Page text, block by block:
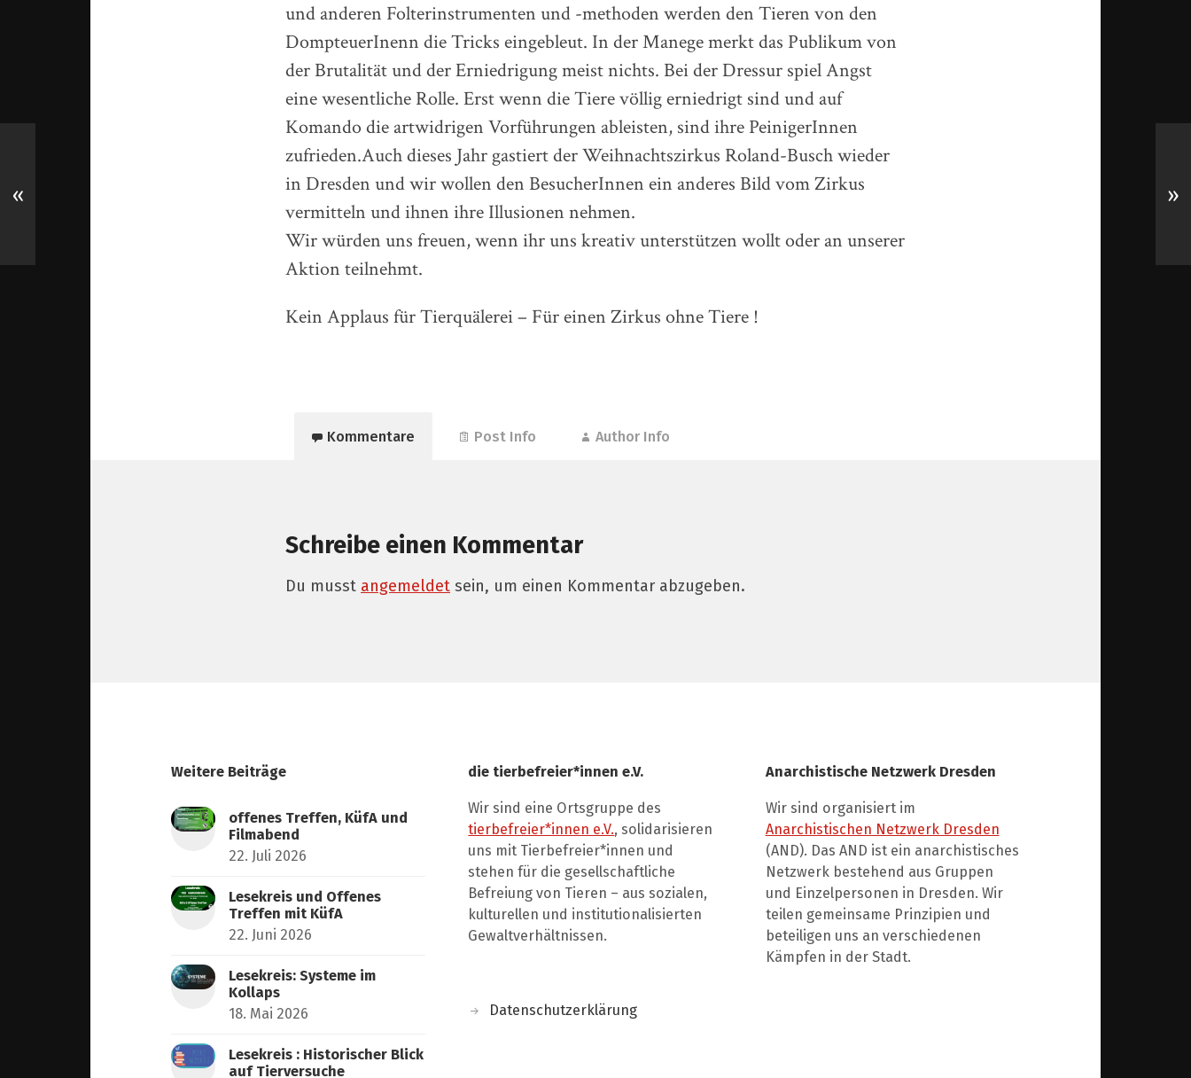
und anderen Folterinstrumenten und -methoden werden den Tieren von den
DompteuerInenn die Tricks eingebleut. In der Manege merkt das Publikum von
der Brutalität und der Erniedrigung meist nichts. Bei der Dressur spiel Angst
eine wesentliche Rolle. Erst wenn die Tiere völlig erniedrigt sind und auf
Komando die artwidrigen Vorführungen ableisten, sind ihre PeinigerInnen
zufrieden.Auch dieses Jahr gastiert der Weihnachtszirkus Roland-Busch wieder
in Dresden und wir wollen den BesucherInnen ein anderes Bild vom Zirkus
vermitteln und ihnen ihre Illusionen nehmen.
Wir würden uns freuen, wenn ihr uns kreativ unterstützen wollt oder an unserer
Aktion teilnehmt.
Kein Applaus für Tierquälerei – Für einen Zirkus ohne Tiere !
Kommentare Post Info Author Info
Schreibe einen Kommentar
Du musst angemeldet sein, um einen Kommentar abzugeben.
« »
Weitere Beiträge
offenes Treffen, KüfA und
Filmabend
22. Juli 2026
Lesekreis und Offenes
Treffen mit KüfA
22. Juni 2026
Lesekreis: Systeme im
Kollaps
18. Mai 2026
Lesekreis : Historischer Blick
auf Tierversuche
die tierbefreier*innen e.V.
Wir sind eine Ortsgruppe des
tierbefreier*innen e.V., solidarisieren
uns mit Tierbefreier*innen und
stehen für die gesellschaftliche
Befreiung von Tieren – aus sozialen,
kulturellen und institutionalisierten
Gewaltverhältnissen.
Datenschutzerklärung
Anarchistische Netzwerk Dresden
Wir sind organisiert im
Anarchistischen Netzwerk Dresden
(AND). Das AND ist ein anarchistisches
Netzwerk bestehend aus Gruppen
und Einzelpersonen in Dresden. Wir
teilen gemeinsame Prinzipien und
beteiligen uns an verschiedenen
Kämpfen in der Stadt.